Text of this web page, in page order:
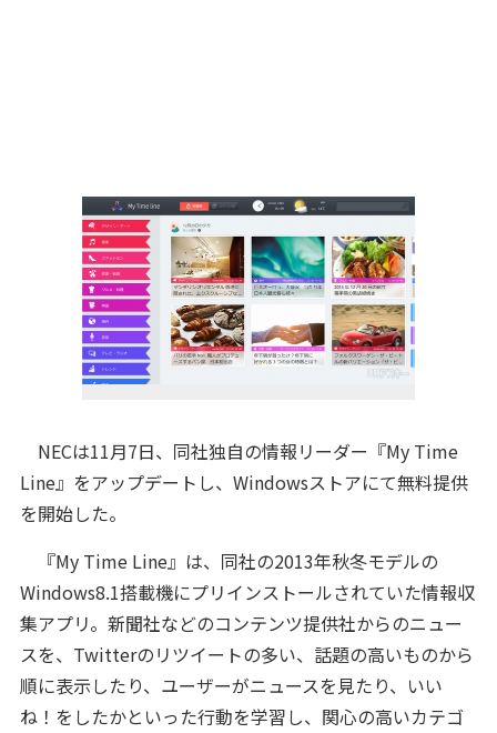
NECは11月7日、同社独自の情報リーダー『My Time
Line』をアップデートし、Windowsストアにて無料提供
を開始した。
『My Time Line』は、同社の2013年秋冬モデルの
Windows8.1搭載機にプリインストールされていた情報収
集アプリ。新聞社などのコンテンツ提供社からのニュー
スを、Twitterのリツイートの多い、話題の高いものから
順に表示したり、ユーザーがニュースを見たり、いい
ね！をしたかといった行動を学習し、関心の高いカテゴ